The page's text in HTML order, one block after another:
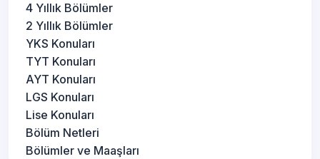
4 Yıllık Bölümler
2 Yıllık Bölümler
YKS Konuları
TYT Konuları
AYT Konuları
LGS Konuları
Lise Konuları
Bölüm Netleri
Bölümler ve Maaşları